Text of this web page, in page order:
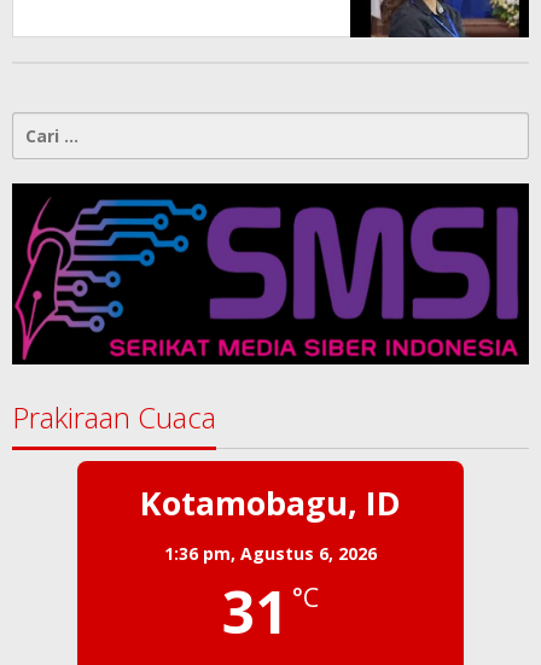
Konspirasi Melanggar Aturan”
Cari
Prakiraan Cuaca
Kotamobagu, ID
1:36 pm, Agustus 6, 2026
31 °C